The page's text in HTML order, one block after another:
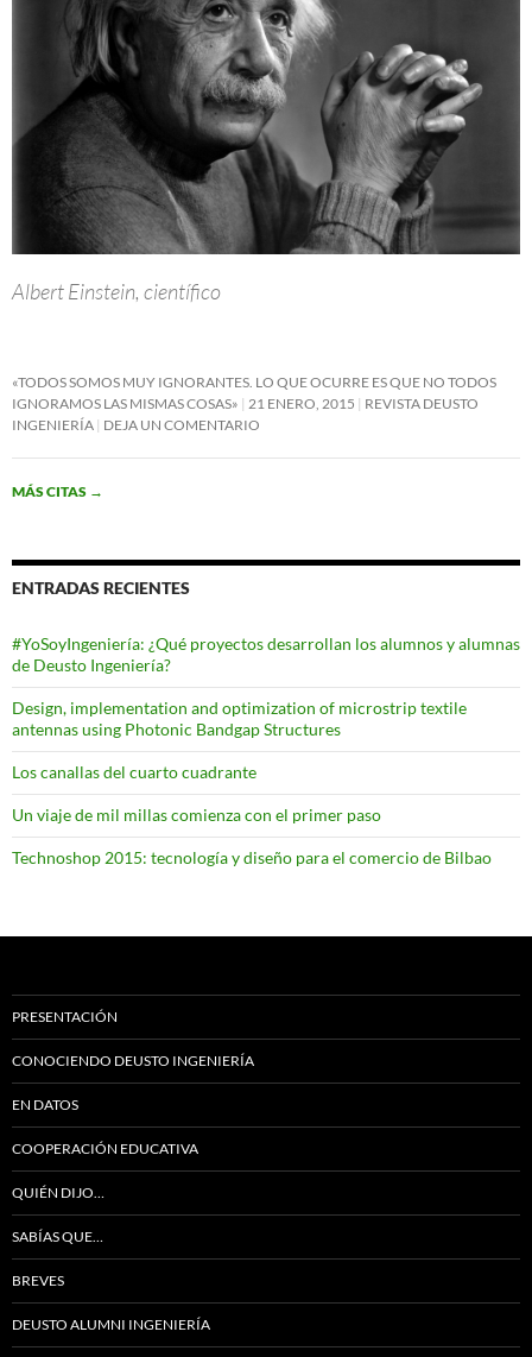
Albert Einstein, científico
«TODOS SOMOS MUY IGNORANTES. LO QUE OCURRE ES QUE NO TODOS
IGNORAMOS LAS MISMAS COSAS»
21 ENERO, 2015
REVISTA DEUSTO
INGENIERÍA DEJA UN COMENTARIO
MÁS CITAS →
ENTRADAS RECIENTES
#YoSoyIngeniería: ¿Qué proyectos desarrollan los alumnos y alumnas
de Deusto Ingeniería?
Design, implementation and optimization of microstrip textile
antennas using Photonic Bandgap Structures
Los canallas del cuarto cuadrante
Un viaje de mil millas comienza con el primer paso
Technoshop 2015: tecnología y diseño para el comercio de Bilbao
PRESENTACIÓN
CONOCIENDO DEUSTO INGENIERÍA
EN DATOS
COOPERACIÓN EDUCATIVA
QUIÉN DIJO…
SABÍAS QUE…
BREVES
DEUSTO ALUMNI INGENIERÍA